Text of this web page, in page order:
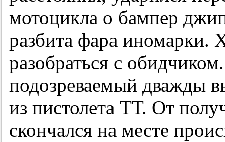
мотоцикла о бампер
разбита фара иномарки.
разобраться с
подозреваемый дважды
из пистолета ТТ. От
скончался на месте